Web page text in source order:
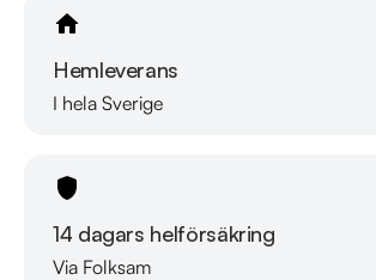
Hemleverans
I hela Sverige
14 dagars helförsäkring
Via Folksam